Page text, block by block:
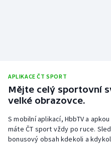
APLIKACE ČT SPORT
Mějte celý sportovní
velké obrazovce.
S mobilní aplikací, HbbTV a
máte ČT sport vždy po ruce.
bonusový obsah kdekoli a